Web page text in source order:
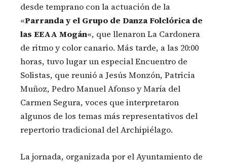
desde temprano con la actuación de la
«Parranda y el Grupo de Danza Folclórica de
las EEAA Mogán«, que llenaron La Cardonera
de ritmo y color canario. Más tarde, a las 20:00
horas, tuvo lugar un especial Encuentro de
Solistas, que reunió a Jesús Monzón, Patricia
Muñoz, Pedro Manuel Afonso y María del
Carmen Segura, voces que interpretaron
algunos de los temas más representativos del
repertorio tradicional del Archipiélago.
La jornada, organizada por el Ayuntamiento de